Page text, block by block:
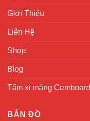
Giới Thiệu
Liên Hệ
Shop
Blog
Tấm xi măng Cemboard
BẢN ĐỒ